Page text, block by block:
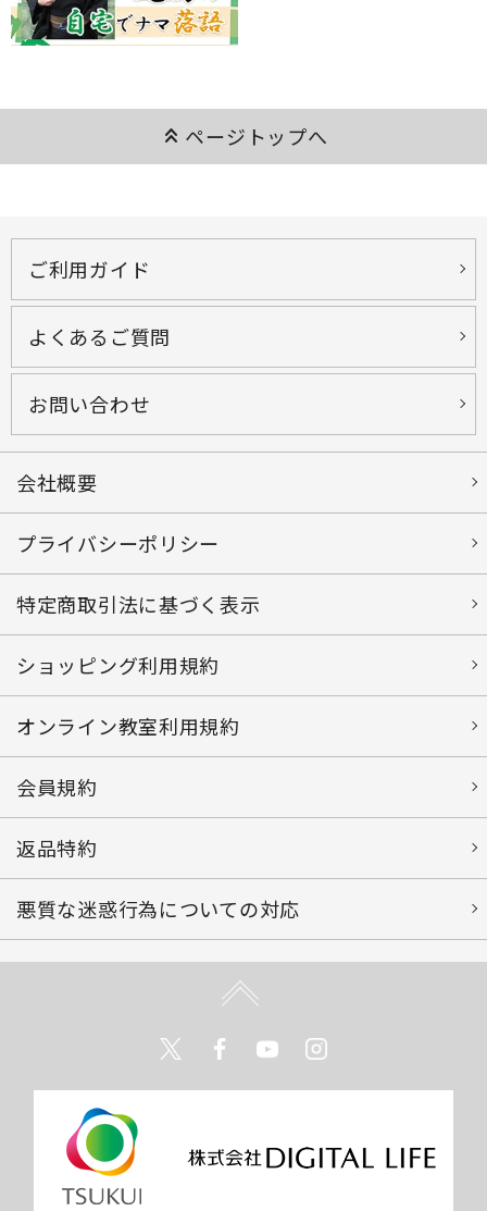
keyboard_double_arrow_up ページトップへ
ご利用ガイド
よくあるご質問
お問い合わせ
会社概要
プライバシーポリシー
特定商取引法に基づく表示
ショッピング利用規約
オンライン教室利用規約
会員規約
返品特約
悪質な迷惑行為についての対応
TwitterFacebookYoutube